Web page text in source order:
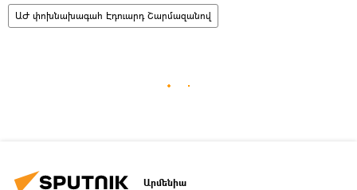
ԱԺ փոխնախագահ Էդուարդ Շարմազանով
Արմենիա